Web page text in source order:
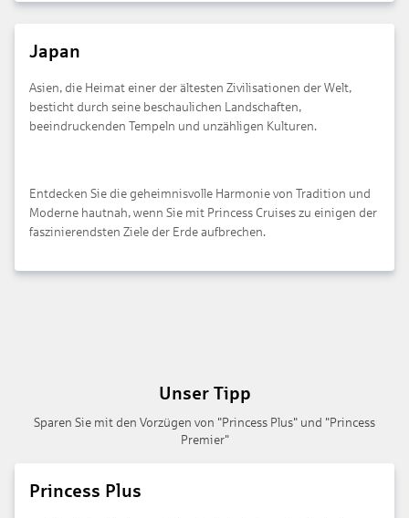
Japan
Asien, die Heimat einer der ältesten Zivilisationen der Welt,
besticht durch seine beschaulichen Landschaften,
beeindruckenden Tempeln und unzähligen Kulturen.
Entdecken Sie die geheimnisvolle Harmonie von Tradition und
Moderne hautnah, wenn Sie mit Princess Cruises zu einigen der
faszinierendsten Ziele der Erde aufbrechen.
Unser Tipp
Sparen Sie mit den Vorzügen von "Princess Plus" und "Princess
Premier"
Princess Plus